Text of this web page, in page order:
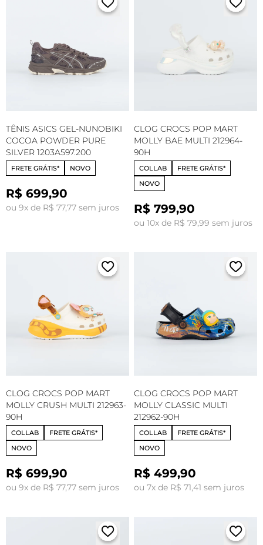
TÊNIS ASICS GEL-NUNOBIKI
COCOA POWDER PURE
SILVER 1203A597.200
FRETE GRÁTIS* NOVO
R$ 699,90
ou 9x de R$ 77,77 sem juros
CLOG CROCS POP MART
MOLLY BAE MULTI 212964-
90H
COLLAB
FRETE GRÁTIS*
NOVO
R$ 799,90
ou 10x de R$ 79,99 sem juros
CLOG CROCS POP MART
MOLLY CRUSH MULTI 212963-
90H
COLLAB
FRETE GRÁTIS*
NOVO
R$ 699,90
ou 9x de R$ 77,77 sem juros
CLOG CROCS POP MART
MOLLY CLASSIC MULTI
212962-90H
COLLAB
FRETE GRÁTIS*
NOVO
R$ 499,90
ou 7x de R$ 71,41 sem juros